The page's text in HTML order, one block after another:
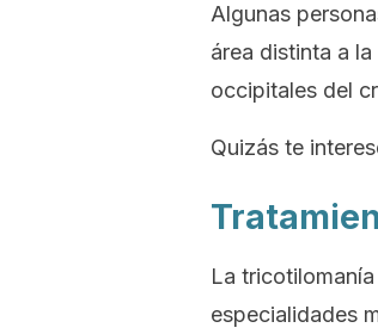
Algunas
área distinta a
occipitales del
Quizás te
La
especialidades